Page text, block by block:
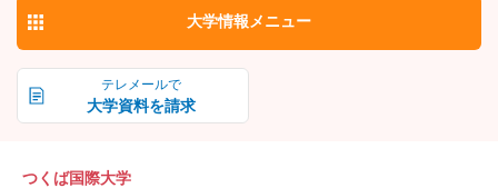
テレメールで
大学資料を請求
大学情報 メニュー
つくば国際大学